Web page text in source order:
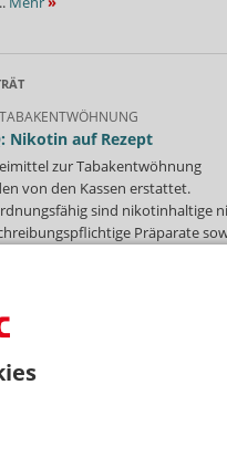
TABAKENTWÖHNUNG
Nikotin auf Rezept
zur Tabakentwöhnung
von den Kassen erstattet.
sind nikotinhaltige
Präparate
Alle